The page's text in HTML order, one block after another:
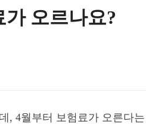
오르나요?
, 4월부터 보험료가 오른다